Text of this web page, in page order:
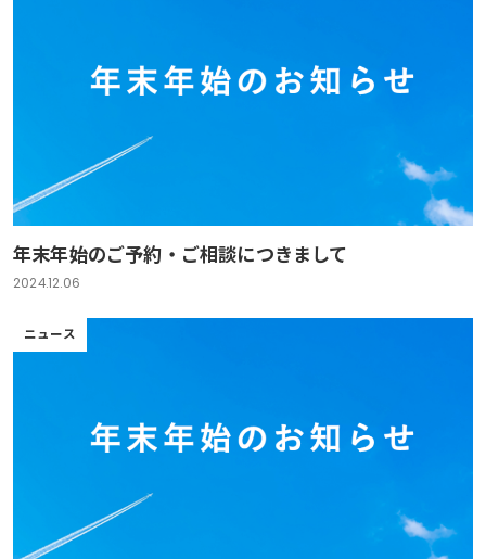
年末年始のご予約・ご相談につきまして
2024.12.06
ニュース